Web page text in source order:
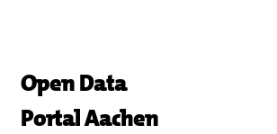
Open Data
Portal Aachen